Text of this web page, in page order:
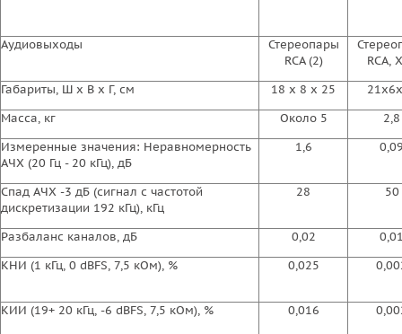
Аудиовыходы
Стереопары
RCA (2)
RCA,
Габариты, Ш х В х Г, см
18 х 8 х 25
Масса, кг
Около 5
2,8
Измеренные значения: Неравномерность
АЧХ (20 Гц - 20 кГц), дБ
1,6
Спад АЧХ -3 дБ (сигнал с частотой
дискретизации 192 кГц), кГц
28 50
Разбаланс каналов, дБ 0,02
КНИ (1 кГц, 0 dBFS, 7,5 кОм), %
0,025
КИИ (19+ 20 кГц, -6 dBFS, 7,5 кОм), % 0,016